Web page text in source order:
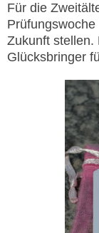
Für die
Zukunft stellen.
Glücksbringer